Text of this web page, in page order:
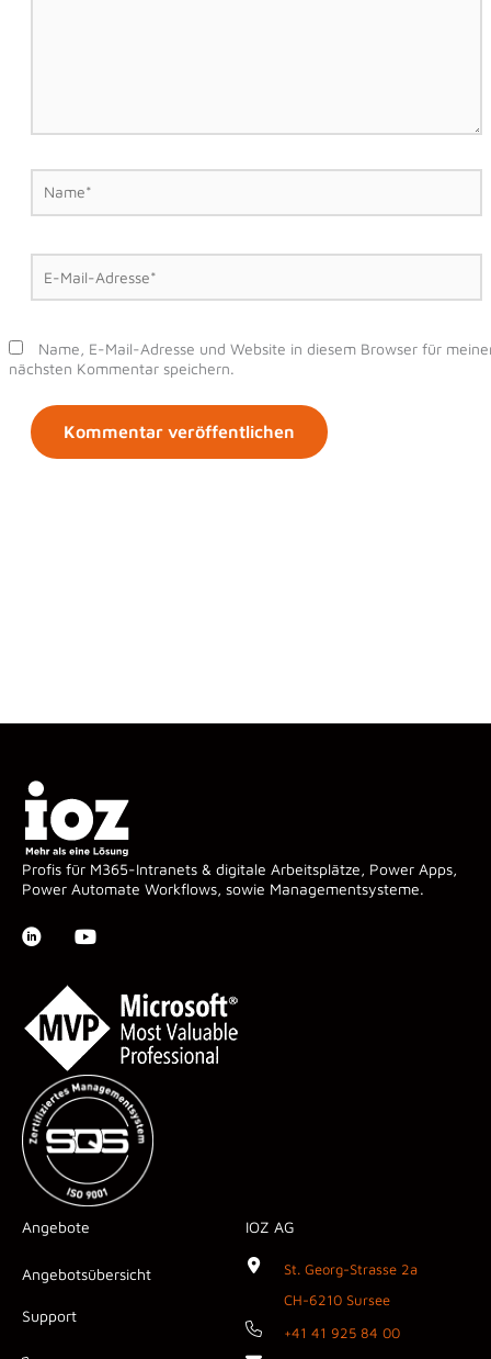
Name*
E-
Mail-
Adresse*
Name, E-Mail-Adresse und Website in diesem Browser für
nächsten Kommentar speichern.
Profis für M365-Intranets & digitale Arbeitsplätze, Power Apps,
Power Automate Workflows, sowie Managementsysteme.
Angebote
Angebotsübersicht
Support
IOZ AG
St. Georg-Strasse 2a
CH-6210 Sursee
+41 41 925 84 00